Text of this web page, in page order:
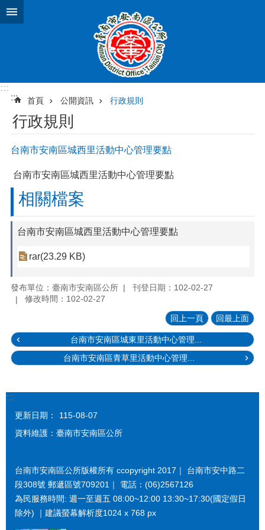
跳到主要內容區塊
:::
:::
首頁 公開資訊 行政規則
行政規則
台南市安南區城西里活動中心管理要點
台南市安南區城西里活動中心管理要點
相關檔案
台南市安南區城西里活動中心管理要點
rar(23.29 KB)
發布單位：臺南市安南區公所
刊登日期：102-02-27
修改時間：102-02-27
回上一頁 回最上面
台南市安南區城東里活動中心管理...
台南市安南區青草里活動中心管理...
:::
更新日期：
115-08-07
資料維護：臺南市安南區公所
台南市安南區公所版權所有 ccopyright 2017｜ 台南市安中路二
段308號 郵遞區號709201｜ 電話：(06)2567126
為民服務時間: 週一至週五 08:00~12:00 13:30~17:30(國定假日
除外) ｜建議螢幕解析度1024 x 768 px